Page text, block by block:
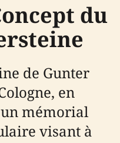
du
de Gunter
en
mémorial
visant à